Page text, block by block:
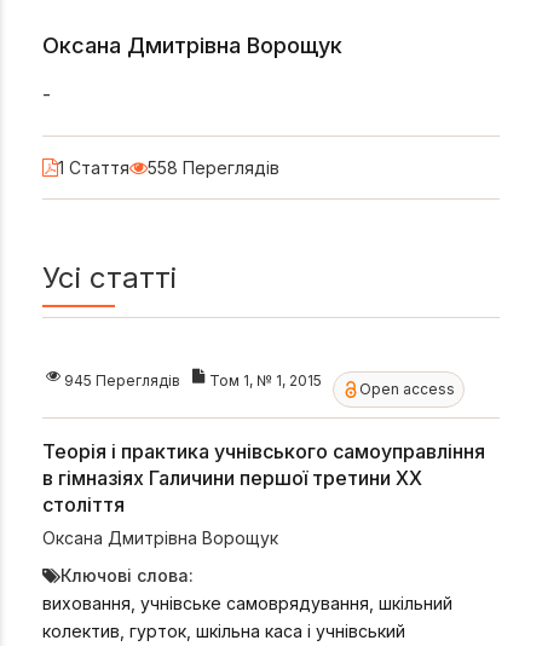
Оксана Дмитрівна Ворощук
-
1 Стаття 558 Переглядів
Усі статті
945 Переглядів Том 1, № 1, 2015 Open access
Теорія і практика учнівського самоуправління
в гімназіях Галичини першої третини ХХ
століття
Оксана Дмитрівна Ворощук
Ключові слова:
виховання, учнівське самоврядування, шкільний
колектив, гурток, шкільна каса і учнівський